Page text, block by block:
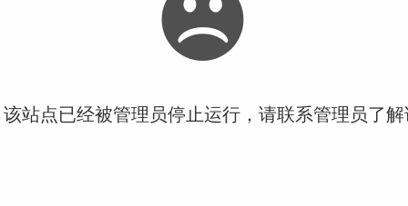
站点已经被管理员停止运行，请联系管理员了